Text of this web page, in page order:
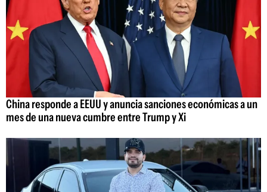
China responde a EEUU y anuncia sanciones económicas a un
mes de una nueva cumbre entre Trump y Xi